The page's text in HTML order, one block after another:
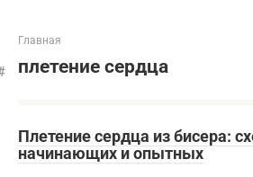
Главная
плетение сердца
Плетение сердца из бисера:
начинающих и опытных